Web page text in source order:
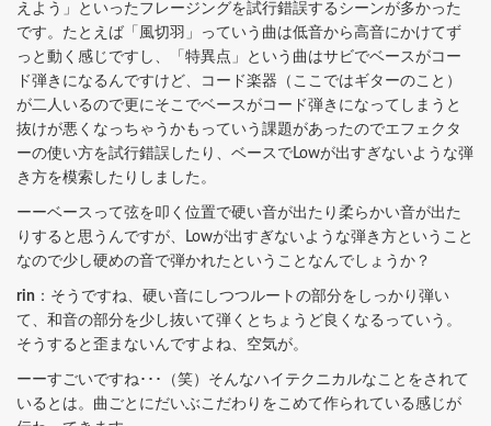
えよう」といったフレージングを試行錯誤するシーンが多かった
です。たとえば「風切羽」っていう曲は低音から高音にかけてず
っと動く感じですし、「特異点」という曲はサビでベースがコー
ド弾きになるんですけど、コード楽器（ここではギターのこと）
が二人いるので更にそこでベースがコード弾きになってしまうと
抜けが悪くなっちゃうかもっていう課題があったのでエフェクタ
ーの使い方を試行錯誤したり、ベースでLowが出すぎないような弾
き方を模索したりしました。
ーーベースって弦を叩く位置で硬い音が出たり柔らかい音が出た
りすると思うんですが、Lowが出すぎないような弾き方ということ
なので少し硬めの音で弾かれたということなんでしょうか？
rin ：そうですね、硬い音にしつつルートの部分をしっかり弾い
て、和音の部分を少し抜いて弾くとちょうど良くなるっていう。
そうすると歪まないんですよね、空気が。
ーーすごいですね･･･（笑）そんなハイテクニカルなことをされて
いるとは。曲ごとにだいぶこだわりをこめて作られている感じが